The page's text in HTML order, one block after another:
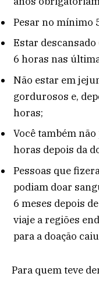
Pesar no mínimo
Estar
6 horas nas
Não estar em
gordurosos e,
horas;
Você também
horas depois da
Pessoas que
podiam doar
6 meses depois
viaje a regiões
para a doação
Para quem teve